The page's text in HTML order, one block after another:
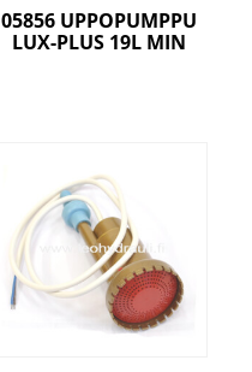
05856 UPPOPUMPPU
LUX-PLUS 19L MIN